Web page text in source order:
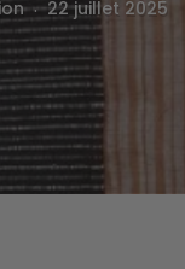
22 juillet 2025